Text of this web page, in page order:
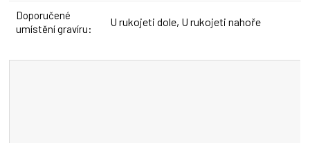
Doporučené
umístění gravíru:
U rukojeti dole, U rukojeti nahoře